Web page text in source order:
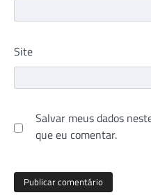
Site
Salvar meus dados
que eu comentar.